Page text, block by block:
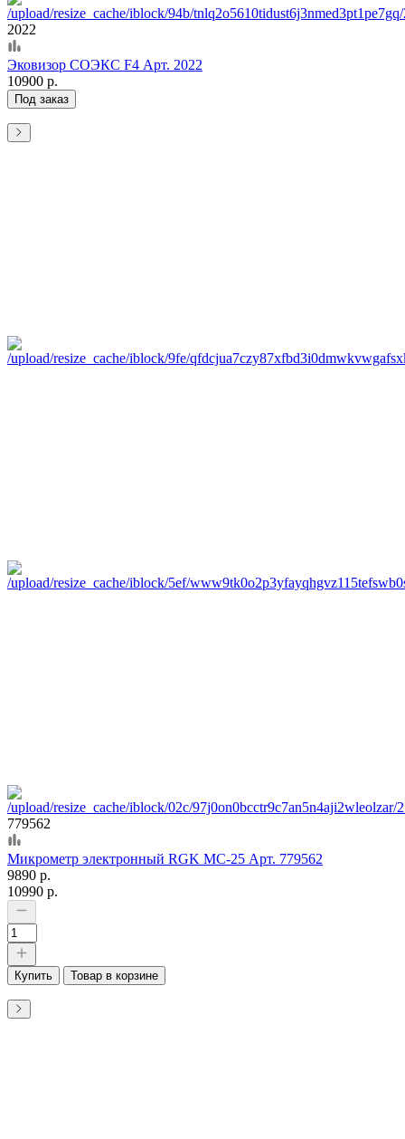
2022
Эковизор СОЭКС F4 Арт. 2022
10900 р.
Под заказ
779562
Микрометр электронный RGK MC-25 Арт. 779562
9890 р.
10990 р.
Купить Товар в корзине